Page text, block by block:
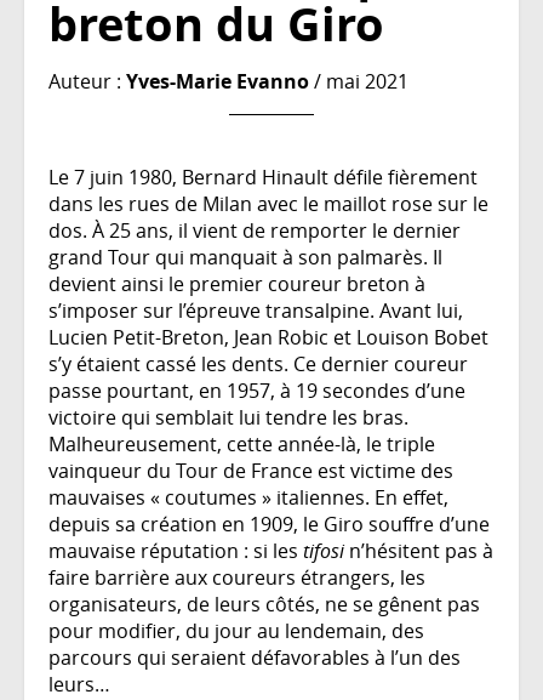
breton du Giro
Auteur : Yves-Marie Evanno/ mai 2021
Le 7 juin 1980, Bernard Hinault défile fièrement
dans les rues de Milan avec le maillot rose sur le
dos. À 25 ans, il vient de remporter le dernier
grand Tour qui manquait à son palmarès. Il
devient ainsi le premier coureur breton à
s’imposer sur l’épreuve transalpine. Avant lui,
Lucien Petit-Breton, Jean Robic et Louison Bobet
s’y étaient cassé les dents. Ce dernier coureur
passe pourtant, en 1957, à 19 secondes d’une
victoire qui semblait lui tendre les bras.
Malheureusement, cette année-là, le triple
vainqueur du Tour de France est victime des
mauvaises « coutumes » italiennes. En effet,
depuis sa création en 1909, le Giro souffre d’une
mauvaise réputation : si les tifosin’hésitent pas à
faire barrière aux coureurs étrangers, les
organisateurs, de leurs côtés, ne se gênent pas
pour modifier, du jour au lendemain, des
parcours qui seraient défavorables à l’un des
leurs…